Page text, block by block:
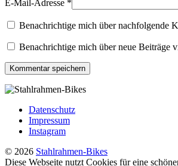
E-Mail-Adresse *
Benachrichtige mich über nachfolgende
Benachrichtige mich über neue Beiträge
Datenschutz
Impressum
Instagram
© 2026 Stahlrahmen-Bikes
Diese Webseite nutzt Cookies für eine